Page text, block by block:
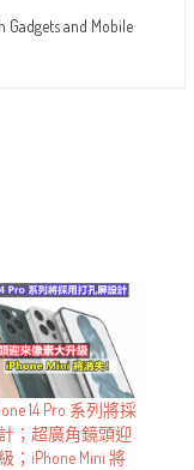
Gadgets and Mobile
14 Pro 系列將採
；超廣角鏡頭迎
；iPhone Mini 將